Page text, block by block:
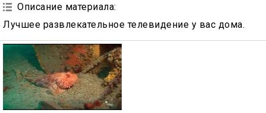
Описание материала:
Лучшее развлекательное телевидение у вас дома.